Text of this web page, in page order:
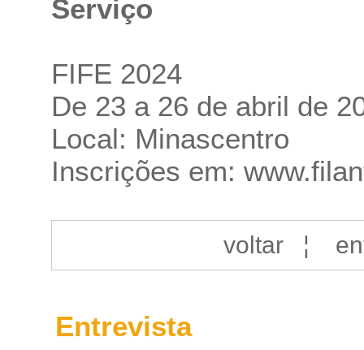
Serviço
FIFE 2024
De 23 a 26 de abril de
Local: Minascentro
Inscrições em:
voltar¦
Entrevista